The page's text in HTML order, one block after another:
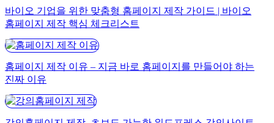
바이오 기업을 위한 맞춤형 홈페이지 제작 가이드 | 바이오
홈페이지 제작 핵심 체크리스트
홈페이지 제작 이유 – 지금 바로 홈페이지를 만들어야 하는
진짜 이유